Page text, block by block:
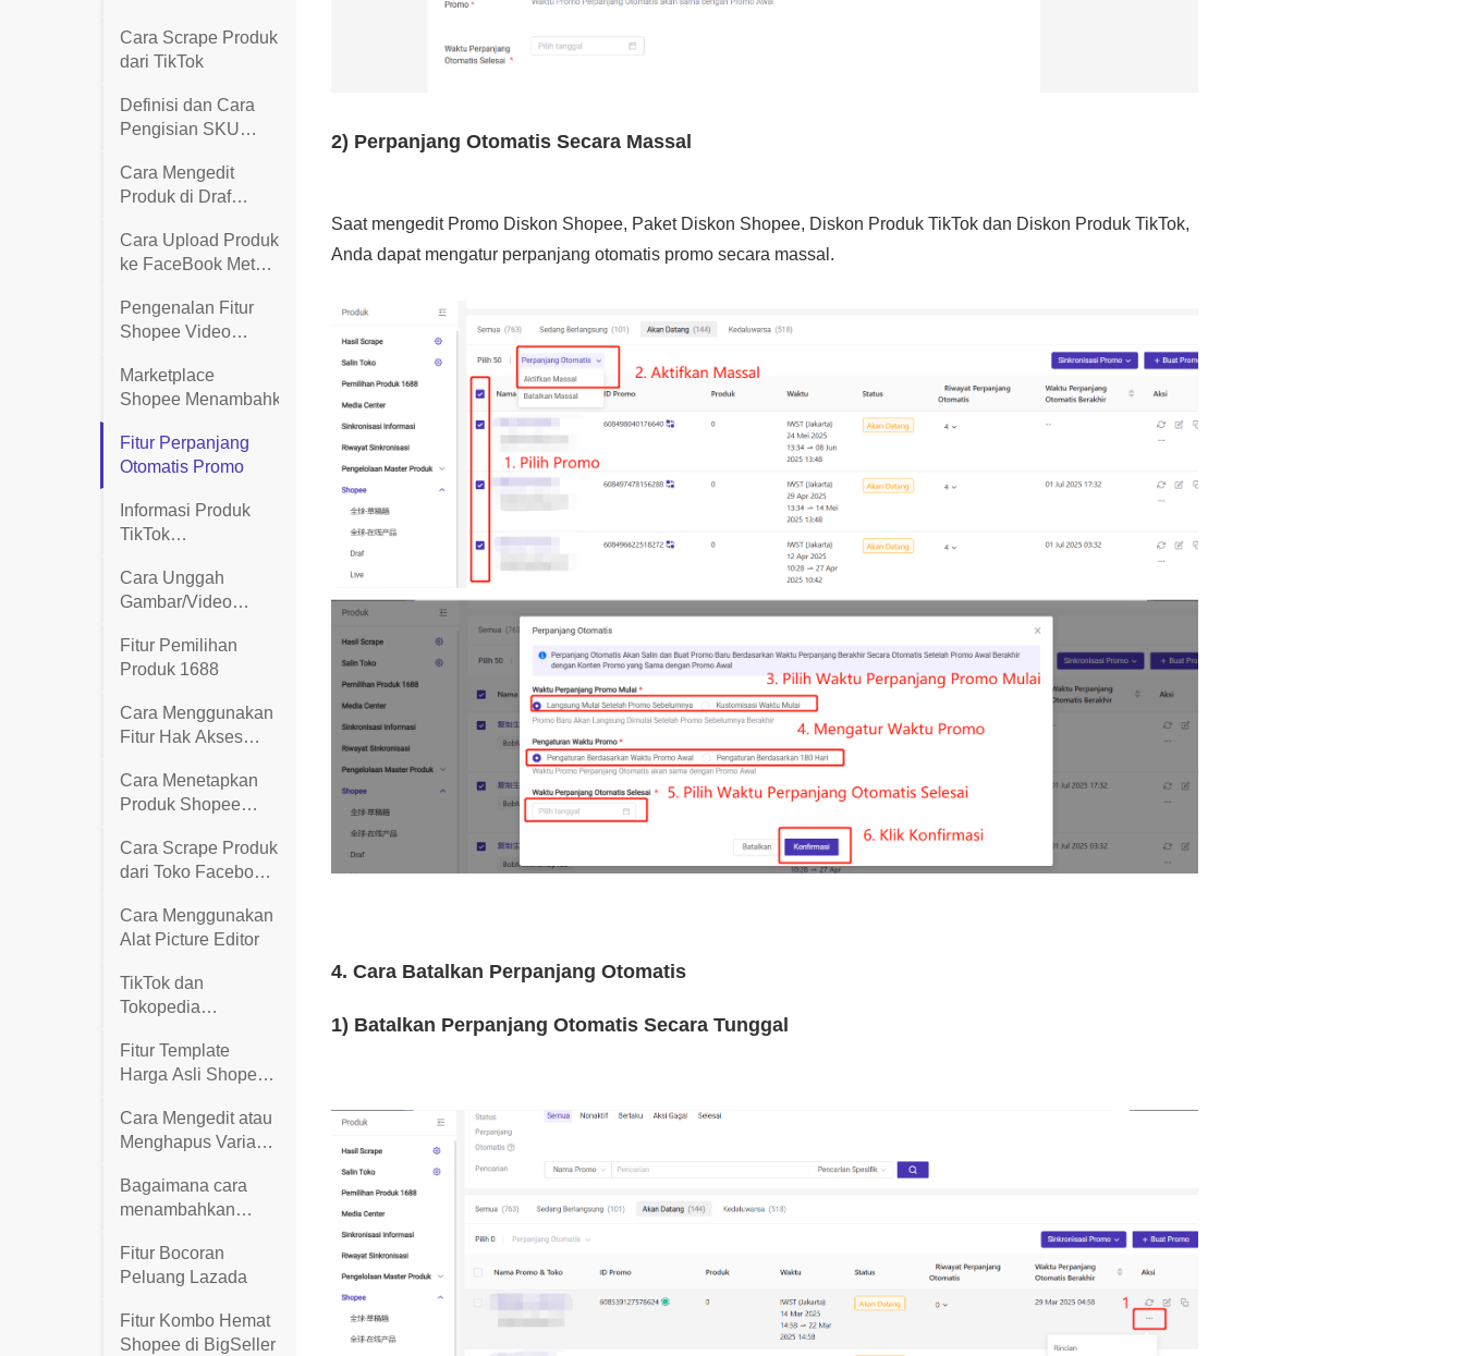
Cara Scrape Produk
dari TikTok
Definisi dan Cara
Pengisian SKU
Cara Mengedit
Produk di Draf
BigSeller
Cara Upload Produk
ke FaceBook Meta
Pengenalan Fitur
Shopee Video
Marketplace
Shopee Menambahkan
Pemeriksaan Kualitas
Konten Produk
Fitur Perpanjang
Otomatis Promo
Informasi Produk
TikTok
Informasi Produk
Tidak Dijual dan
Cara Unggah
Gambar/Video
Gambar ke sistem
BigSeller
Fitur Pemilihan
Produk 1688
Cara Menggunakan
Fitur Hak Akses
dan Live (Hanya
Lihat)
Cara Menetapkan
Produk Shopee
BigSeller
Cara Scrape Produk
dari Toko Facebook
Cara Menggunakan
Alat Picture Editor
TikTok dan
Tokopedia
Fitur Template
Harga Asli Shopee
Asli Shopee
Cara Mengedit atau
Menghapus Variasi
untuk Produk Live
Shopee & TikTok &
Bagaimana cara
menambahkan
toko Lazada saya?
Fitur Bocoran
Peluang Lazada
Fitur Kombo Hemat
Shopee di BigSeller